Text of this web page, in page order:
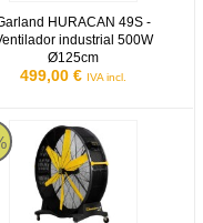
HURACAN 49S -
industrial 500W
Ø125cm
499,00 € IVA incl.
control remoto - 3
HURACAN 41S